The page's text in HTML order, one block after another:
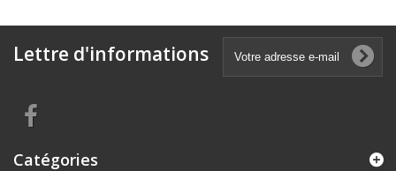
Lettre d'informations
Catégories